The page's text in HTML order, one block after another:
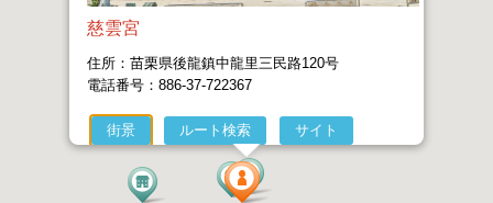
慈雲宮
住所：苗栗県後龍鎮中龍里三民路120号
電話番号：886-37-722367
街景 ルート検索 サイト